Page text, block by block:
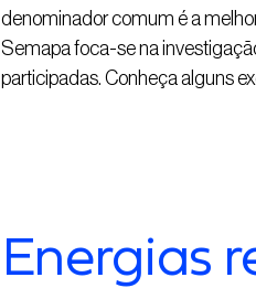
denominador comum é a
Semapa foca-se na
participadas. Conheça alguns
Energias